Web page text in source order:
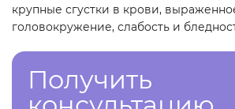
крупные сгустки в крови,
головокружение, слабость и
Получить